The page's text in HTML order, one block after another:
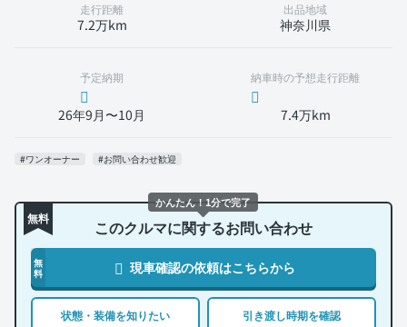
走行距離
7.2万km
出品地域
神奈川県
予定納期
26年9月〜10月
納車時の予想走行距離
7.4万km
#ワンオーナー #お問い合わせ歓迎
無料 このクルマに関するお問い合わせ
無
料
現車確認の依頼はこちらから
状態・装備を知りたい 引き渡し時期を確認
かんたん！1分で完了